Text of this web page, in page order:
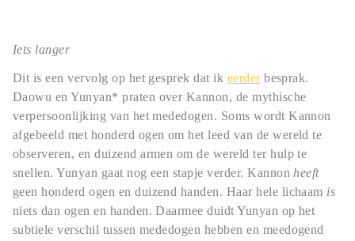
Iets langer
Dit is een vervolg op het gesprek dat ik eerderbesprak.
Daowu en Yunyan* praten over Kannon, de mythische
verpersoonlijking van het mededogen. Soms wordt Kannon
afgebeeld met honderd ogen om het leed van de wereld te
observeren, en duizend armen om de wereld ter hulp te
snellen. Yunyan gaat nog een stapje verder. Kannon heeft
geen honderd ogen en duizend handen. Haar hele lichaam is
niets dan ogen en handen. Daarmee duidt Yunyan op het
subtiele verschil tussen mededogen hebben en meedogend